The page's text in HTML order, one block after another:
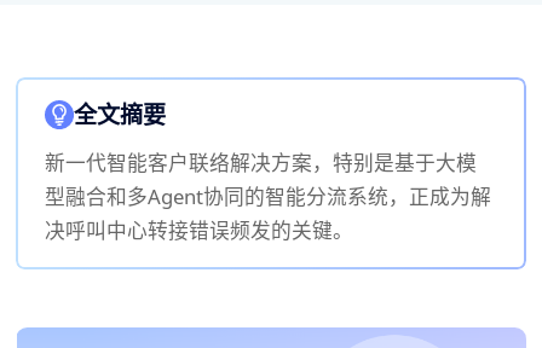
全文摘要
新一代智能客户联络解决方案，特别是基于大模
型融合和多Agent协同的智能分流系统，正成为解
决呼叫中心转接错误频发的关键。